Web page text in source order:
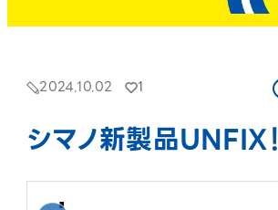
2024.10.02 1
シマノ新製品UNFIX！